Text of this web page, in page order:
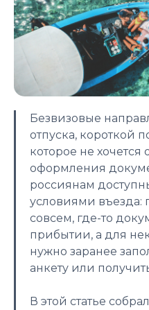
Безвизовые
отпуска, короткой
которое не хочется
оформления
россиянам
условиями въезда:
совсем, где-то
прибытии, а для
нужно заранее
анкету или
В этой статье